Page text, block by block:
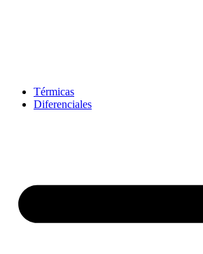
Térmicas
Diferenciales